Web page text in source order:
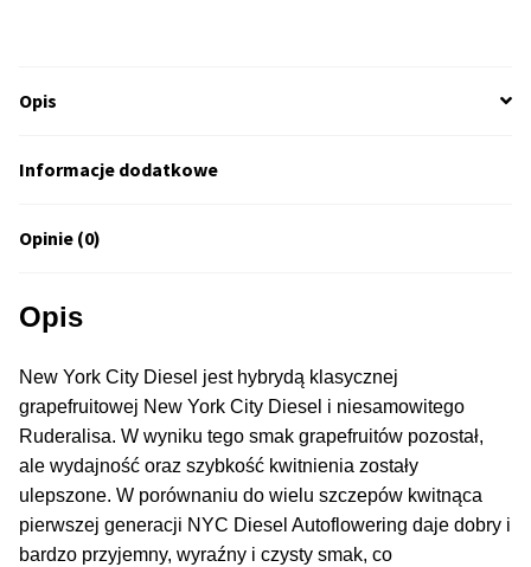
50% Indica i 50% Sativa
Mix Paczki i Zestawy
Duże Oryginalne Opakowania
TOP 10 Auto
TOP 10 Indoor
TOP 10 Outdoor
Producenci Nasion
menu
Fajki Wodne
Opis
Informacje dodatkowe
Opinie (0)
Opis
New York City Diesel jest hybrydą klasycznej
grapefruitowej New York City Diesel i niesamowitego
Ruderalisa. W wyniku tego smak grapefruitów pozostał,
ale wydajność oraz szybkość kwitnienia zostały
ulepszone. W porównaniu do wielu szczepów kwitnąca
pierwszej generacji NYC Diesel Autoflowering daje dobry i
bardzo przyjemny, wyraźny i czysty smak, co